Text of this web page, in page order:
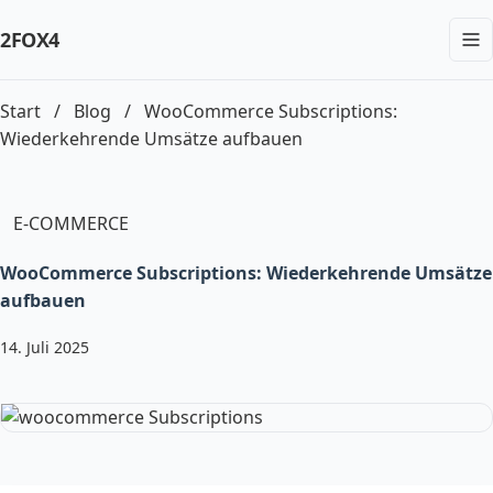
2FOX4
Start / Blog / WooCommerce Subscriptions:
Wiederkehrende Umsätze aufbauen
E-COMMERCE
WooCommerce Subscriptions: Wiederkehrende Umsätze
aufbauen
14. Juli 2025